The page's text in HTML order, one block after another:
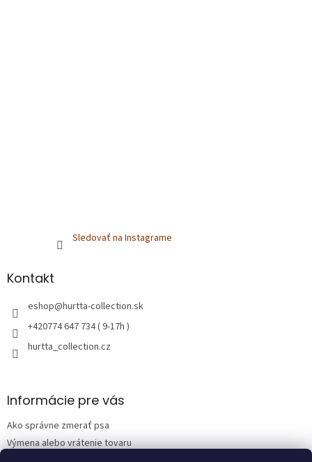
Sledovať na Instagrame
Kontakt
eshop@hurtta-collection.sk
+420774 647 734 ( 9-17h )
hurtta_collection.cz
Informácie pre vás
Ako správne zmerať psa
Výmena alebo vrátenie tovaru